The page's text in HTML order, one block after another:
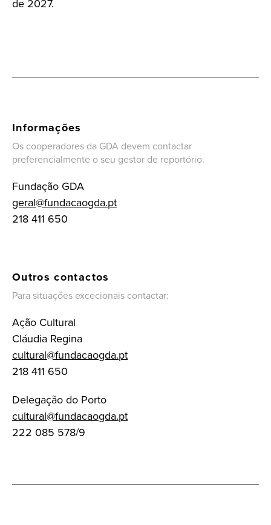
de 2027.
Informações
Os cooperadores da GDA devem contactar
preferencialmente o seu gestor de reportório.
Fundação GDA
geral@fundacaogda.pt
218 411 650
Outros contactos
Para situações excecionais contactar:
Ação Cultural
Cláudia Regina
cultural@fundacaogda.pt
218 411 650
Delegação do Porto
cultural@fundacaogda.pt
222 085 578/9